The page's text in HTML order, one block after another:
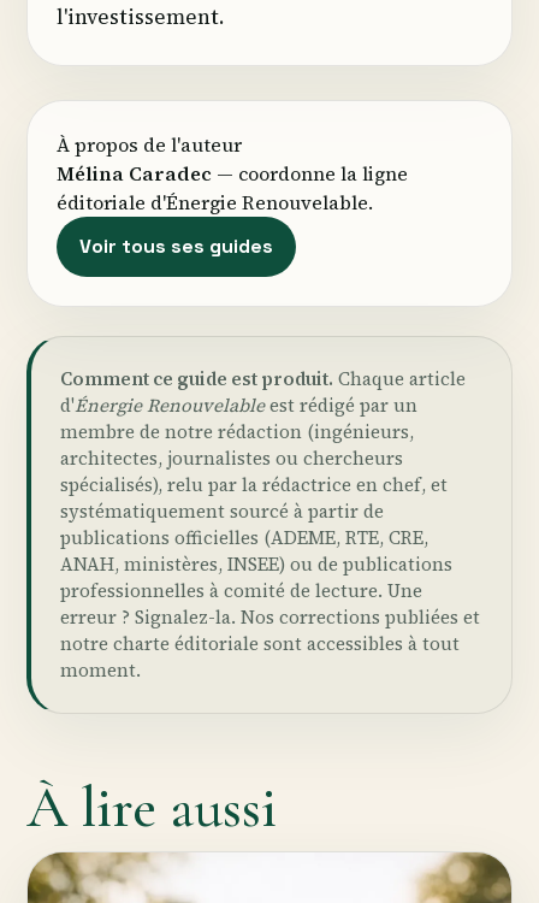
l'investissement.
À propos de l'auteur
Mélina Caradec — coordonne la ligne
éditoriale d'Énergie Renouvelable.
Voir tous ses guides
Comment ce guide est produit. Chaque article
d'Énergie Renouvelableest rédigé par un
membre de notre rédaction (ingénieurs,
architectes, journalistes ou chercheurs
spécialisés), relu par la rédactrice en chef, et
systématiquement sourcé à partir de
publications officielles (ADEME, RTE, CRE,
ANAH, ministères, INSEE) ou de publications
professionnelles à comité de lecture. Une
erreur ? Signalez-la. Nos corrections publiées et
notre charte éditoriale sont accessibles à tout
moment.
À lire aussi